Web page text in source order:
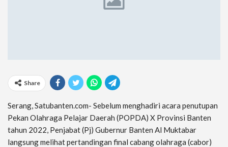
Share
Serang, Satubanten.com- Sebelum menghadiri acara penutupan
Pekan Olahraga Pelajar Daerah (POPDA) X Provinsi Banten
tahun 2022, Penjabat (Pj) Gubernur Banten Al Muktabar
langsung melihat pertandingan final cabang olahraga (cabor)